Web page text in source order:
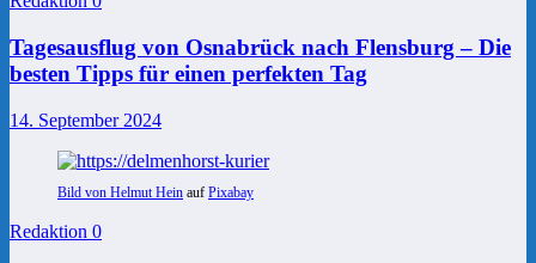
Tagesausflug von Osnabrück nach Flensburg – Die
besten Tipps für einen perfekten Tag
14. September 2024
Bild von Helmut Hein auf Pixabay
Redaktion 0